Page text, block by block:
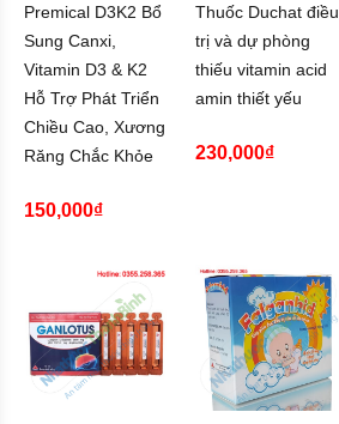
Premical D3K2 Bổ
Sung Canxi,
Vitamin D3 & K2
Hỗ Trợ Phát Triển
Chiều Cao, Xương
Răng Chắc Khỏe
150,000₫
Thuốc Duchat điều
trị và dự phòng
thiếu vitamin acid
amin thiết yếu
230,000₫